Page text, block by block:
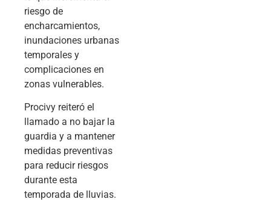
riesgo de
encharcamientos,
inundaciones urbanas
temporales y
complicaciones en
zonas vulnerables.
Procivy reiteró el
llamado a no bajar la
guardia y a mantener
medidas preventivas
para reducir riesgos
durante esta
temporada de lluvias.